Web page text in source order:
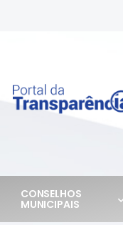
CONSELHOS
MUNICIPAIS